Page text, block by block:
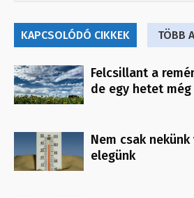
KAPCSOLÓDÓ CIKKEK TÖBB
Felcsillant a
de egy hetet
Nem csak
elegünk